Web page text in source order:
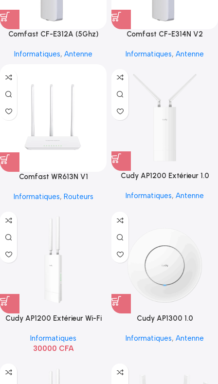
Comfast CF-E312A (5Ghz)
Informatiques, Antenne
Comfast CF-E314N V2
Informatiques, Antenne
Comfast WR613N V1
Informatiques, Routeurs
Cudy AP1200 Extérieur 1.0
Informatiques, Antenne
Cudy AP1200 Extérieur Wi-Fi
Informatiques
30000 CFA
Cudy AP1300 1.0
Informatiques, Antenne